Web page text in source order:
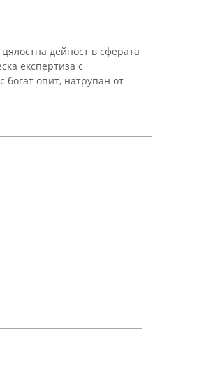
дейност в сферата
експертиза с
опит, натрупан от